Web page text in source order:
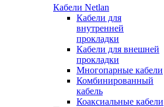
Кабели Netlan
Кабели для
внутренней
прокладки
Кабели для внешней
прокладки
Многопарные кабели
Комбинированный
кабель
Коаксиальные кабели